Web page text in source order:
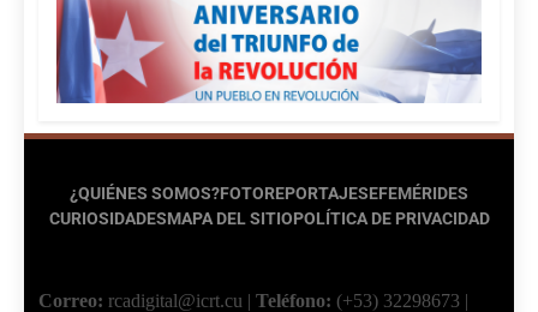
¿QUIÉNES SOMOS?FOTOREPORTAJESEFEMÉRIDES
CURIOSIDADESMAPA DEL SITIOPOLÍTICA DE PRIVACIDAD
Correo: rcadigital@icrt.cu | Teléfono: (+53) 32298673 |